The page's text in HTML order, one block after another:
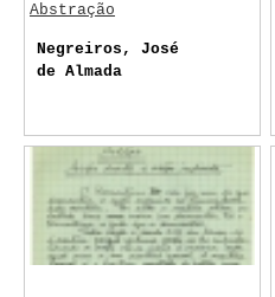
Abstração
Negreiros, José
de Almada